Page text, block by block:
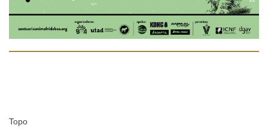
Topo